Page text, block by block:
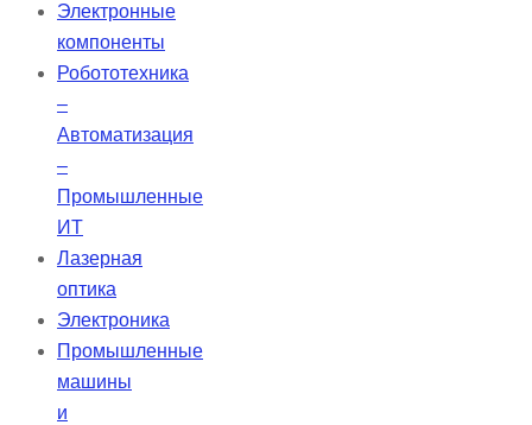
предлагает пациентам
Электронные
компоненты
Робототехника
–
Автоматизация
–
Промышленные
ИТ
Лазерная
оптика
Электроника
Промышленные
машины
и